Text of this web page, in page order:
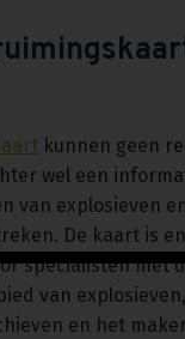
kunnen geen
wel een
van explosieven
De kaart is
specialisten met
van
en het